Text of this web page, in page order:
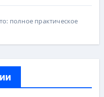
полное практическое